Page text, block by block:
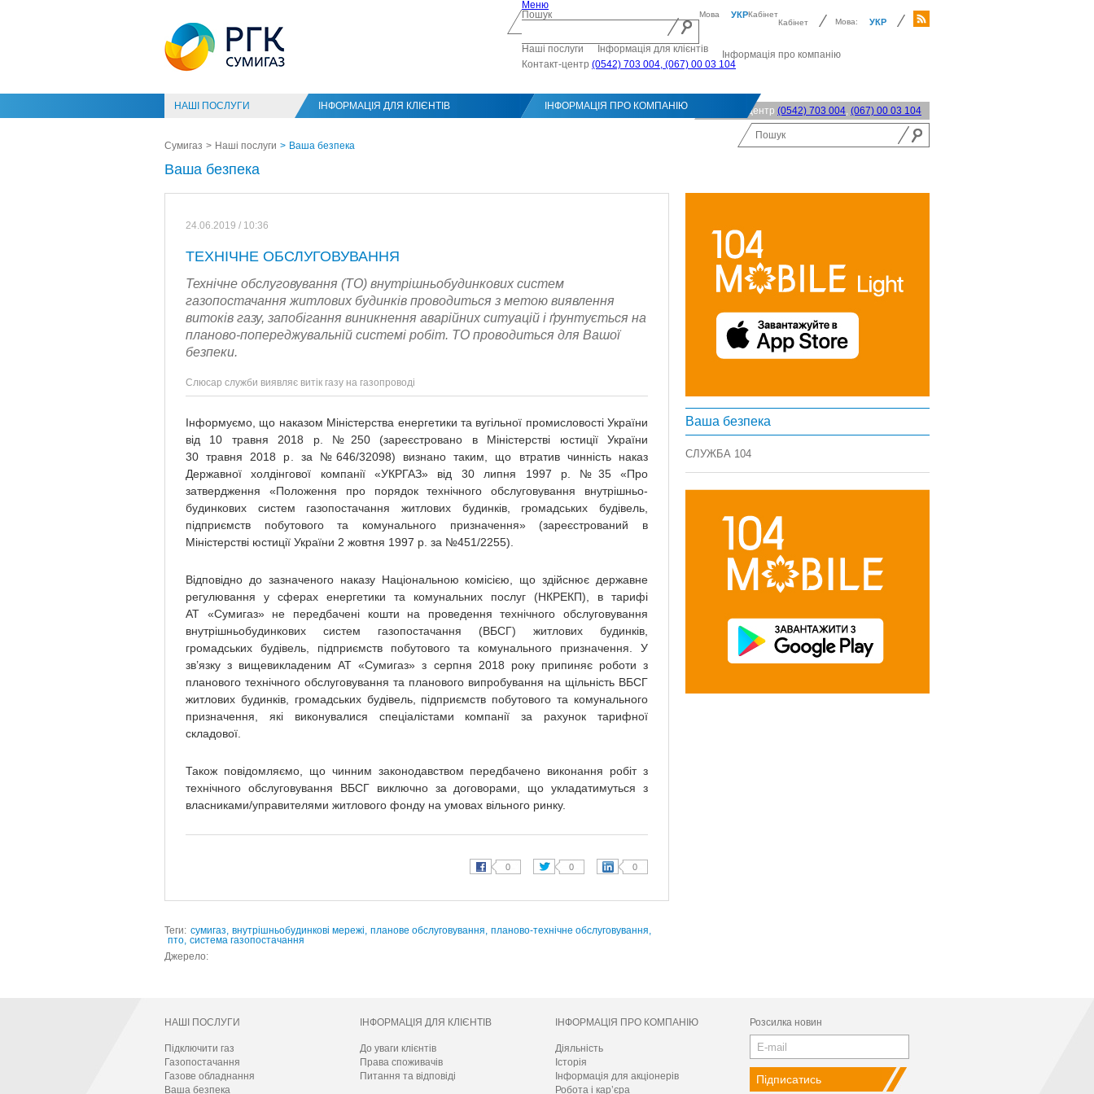
Меню
Кабінет Мова: УКР
Кабінет
Мова УКР
Пошук
Наші послуги Інформація для клієнтів
Інформація про компанію
Контакт-центр (0542) 703 004, (067) 00 03 104
Контакт-центр (0542) 703 004, (067) 00 03 104
НАШІ ПОСЛУГИ ІНФОРМАЦІЯ ДЛЯ КЛІЄНТІВ ІНФОРМАЦІЯ ПРО КОМПАНІЮ
Сумигаз Наші послуги Ваша безпека
Ваша безпека
24.06.2019 / 10:36
ТЕХНІЧНЕ ОБСЛУГОВУВАННЯ
Технічне обслуговування (ТО) внутрішньобудинкових систем
газопостачання житлових будинків проводиться з метою виявлення
витоків газу, запобігання виникнення аварійних ситуацій і ґрунтується на
планово-попереджувальній системі робіт. ТО проводиться для Вашої
безпеки.
Слюсар служби виявляє витік газу на газопроводі
Інформуємо, що наказом Міністерства енергетики та вугільної промисловості України
від 10 травня 2018 р. №250 (зареєстровано в Міністерстві юстиції України
30 травня 2018 р. за №646/32098) визнано таким, що втратив чинність наказ
Державної холдінгової компанії «УКРГАЗ» від 30 липня 1997 р. №35 «Про
затвердження «Положення про порядок технічного обслуговування внутрішньо-
будинкових систем газопостачання житлових будинків, громадських будівель,
підприємств побутового та комунального призначення» (зареєстрований в
Міністерстві юстиції України 2 жовтня 1997 р. за №451/2255).
Відповідно до зазначеного наказу Національною комісією, що здійснює державне
регулювання у сферах енергетики та комунальних послуг (НКРЕКП), в тарифі
АТ «Сумигаз» не передбачені кошти на проведення технічного обслуговування
внутрішньобудинкових систем газопостачання (ВБСГ) житлових будинків,
громадських будівель, підприємств побутового та комунального призначення. У
зв’язку з вищевикладеним АТ «Сумигаз» з серпня 2018 року припиняє роботи з
планового технічного обслуговування та планового випробування на щільність ВБСГ
житлових будинків, громадських будівель, підприємств побутового та комунального
призначення, які виконувалися спеціалістами компанії за рахунок тарифної
складової.
Також повідомляємо, що чинним законодавством передбачено виконання робіт з
технічного обслуговування ВБСГ виключно за договорами, що укладатимуться з
власниками/управителями житлового фонду на умовах вільного ринку.
Теги: сумигаз, внутрішньобудинкові мережі, планове обслуговування, планово-технічне обслуговування,
пто, система газопостачання
Джерело:
Ваша безпека
СЛУЖБА 104
НАШІ ПОСЛУГИ
Підключити газ
Газопостачання
Газове обладнання
Ваша безпека
ІНФОРМАЦІЯ ДЛЯ КЛІЄНТІВ
До уваги клієнтів
Права споживачів
Питання та відповіді
ІНФОРМАЦІЯ ПРО КОМПАНІЮ
Діяльність
Історія
Інформація для акціонерів
Робота і кар’єра
Розсилка новин